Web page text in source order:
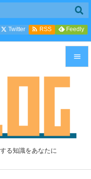
る知識をあなたに

前へ

Twitter  RSS Feedly